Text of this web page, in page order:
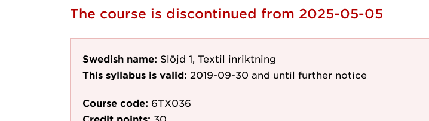
The course is discontinued from 2025-05-05
Swedish name: Slöjd 1, Textil inriktning
This syllabus is valid: 2019-09-30 and until further notice
Course code: 6TX036
Credit points: 30